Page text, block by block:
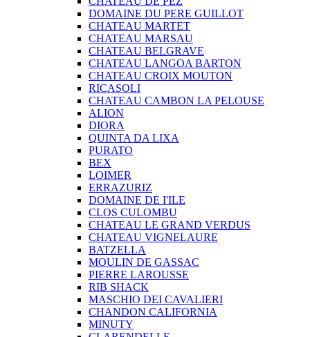
DOMAINE DU PERE GUILLOT
CHATEAU MARTET
CHATEAU MARSAU
CHATEAU BELGRAVE
CHATEAU LANGOA BARTON
CHATEAU CROIX MOUTON
RICASOLI
CHATEAU CAMBON LA PELOUSE
ALION
DIORA
QUINTA DA LIXA
PURATO
BEX
LOIMER
ERRAZURIZ
DOMAINE DE I'ILE
CLOS CULOMBU
CHATEAU LE GRAND VERDUS
CHATEAU VIGNELAURE
BATZELLA
MOULIN DE GASSAC
PIERRE LAROUSSE
RIB SHACK
MASCHIO DEI CAVALIERI
CHANDON CALIFORNIA
MINUTY